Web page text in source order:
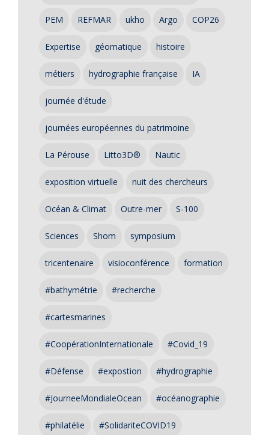
PEM REFMAR ukho Argo COP26
Expertise géomatique histoire
métiers hydrographie française IA
journée d'étude
journées européennes du patrimoine
La Pérouse Litto3D® Nautic
exposition virtuelle nuit des chercheurs
Océan & Climat Outre-mer S-100
Sciences Shom symposium
tricentenaire visioconférence formation
#bathymétrie #recherche
#cartesmarines
#CoopérationInternationale #Covid_19
#Défense #expostion #hydrographie
#JourneeMondialeOcean #océanographie
#philatélie #SolidariteCOVID19